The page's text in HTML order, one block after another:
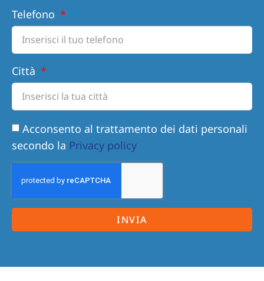
Telefono
Città
Acconsento al trattamento dei dati personali
secondo la Privacy policy
INVIA